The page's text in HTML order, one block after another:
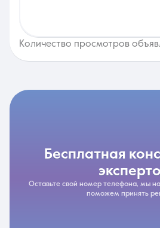
Количество просмотров
бесплатная консультация
Оставьте свой номер телефона, мы
поможем принять